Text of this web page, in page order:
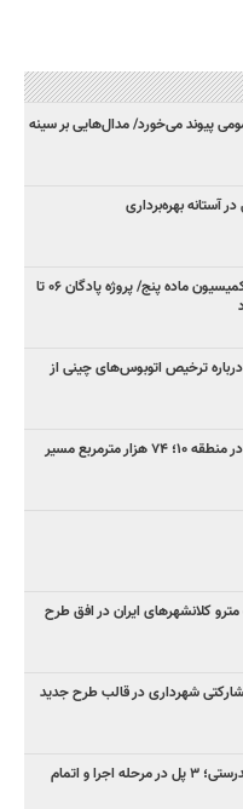
پیوند می‌خورد/ مدال‌هایی بر سینه
تصویب پارکینگ- پناهگاه‌ها در کمیسیون ماده پنج/ پروژه پادگان ۰۶ تا
ترخیص اتوبوس‌های چینی از
افزایش ۹ برابری احداث پیاده‌رو در منطقه ۱۰؛ ۷۴ هزار مترمربع مسیر
مترو کلانشهرهای ایران در افق طرح
شهرداری در قالب طرح جدید
آخرین وضعیت پل‌های مسیر تندرستی؛ ۳ پل در مرحله اجرا و اتمام